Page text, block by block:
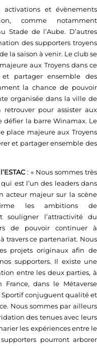
et évènements
comme notamment
Stade de l’Aube. D’autres
des supporters troyens
la saison à venir. Le club se
aux Troyens dans ce
partager ensemble des
la chance de pouvoir
organisée dans la ville de
retrouver pour assister aux
défier la barre Winamax. Le
place majeure aux Troyens
et partager ensemble des
: « Nous sommes très
est l’un des leaders dans
acteur majeur sur la scène
les ambitions de
souligner l’attractivité du
de pouvoir continuer à
travers ce partenariat. Nous
projets originaux afin de
supporters. Il existe une
entre les deux parties, à
dans le Métaverse
Sportif conjuguent qualité et
Nous sommes par ailleurs
des tenues avec leurs
les expériences entre le
pourront arborer